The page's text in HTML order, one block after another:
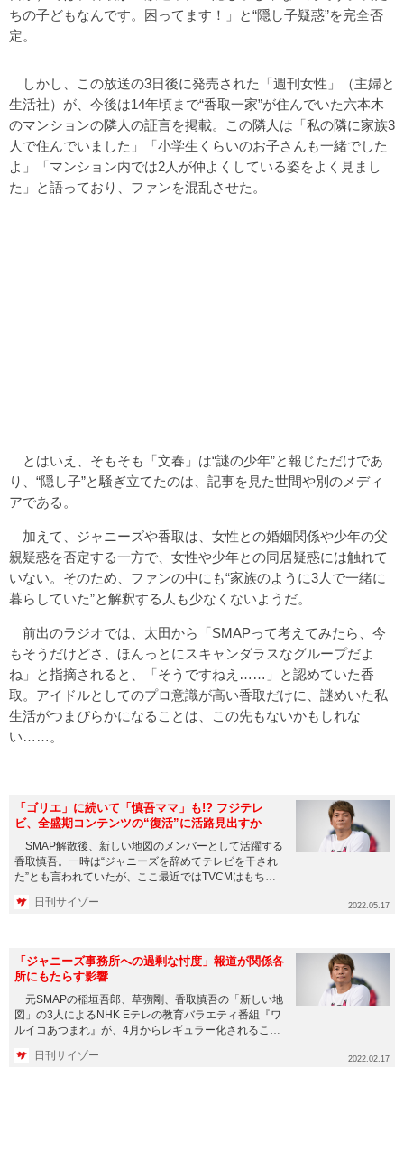
ちの子どもなんです。困ってます！」と“隠し子疑惑”を完全否
定。
しかし、この放送の3日後に発売された「週刊女性」（主婦と
生活社）が、今後は14年頃まで“香取一家”が住んでいた六本木
のマンションの隣人の証言を掲載。この隣人は「私の隣に家族3
人で住んでいました」「小学生くらいのお子さんも一緒でした
よ」「マンション内では2人が仲よくしている姿をよく見まし
た」と語っており、ファンを混乱させた。
とはいえ、そもそも「文春」は“謎の少年”と報じただけであ
り、“隠し子”と騒ぎ立てたのは、記事を見た世間や別のメディ
アである。
加えて、ジャニーズや香取は、女性との婚姻関係や少年の父
親疑惑を否定する一方で、女性や少年との同居疑惑には触れて
いない。そのため、ファンの中にも“家族のように3人で一緒に
暮らしていた”と解釈する人も少なくないようだ。
前出のラジオでは、太田から「SMAPって考えてみたら、今
もそうだけどさ、ほんっとにスキャンダラスなグループだよ
ね」と指摘されると、「そうですねえ……」と認めていた香
取。アイドルとしてのプロ意識が高い香取だけに、謎めいた私
生活がつまびらかになることは、この先もないかもしれな
い……。
「ゴリエ」に続いて「慎吾ママ」も!? フジテレ
ビ、全盛期コンテンツの“復活”に活路見出すか
SMAP解散後、新しい地図のメンバーとして活躍する
香取慎吾。一時は“ジャニーズを辞めてテレビを干され
た”とも言われていたが、ここ最近ではTVCMはもちろ
日刊サイゾー 2022.05.17
「ジャニーズ事務所への過剰な忖度」報道が関係各
所にもたらす影響
元SMAPの稲垣吾郎、草彅剛、香取慎吾の「新しい地
図」の3人によるNHK Eテレの教育バラエティ番組『ワ
ルイコあつまれ』が、4月からレギュラー化されること
日刊サイゾー 2022.02.17